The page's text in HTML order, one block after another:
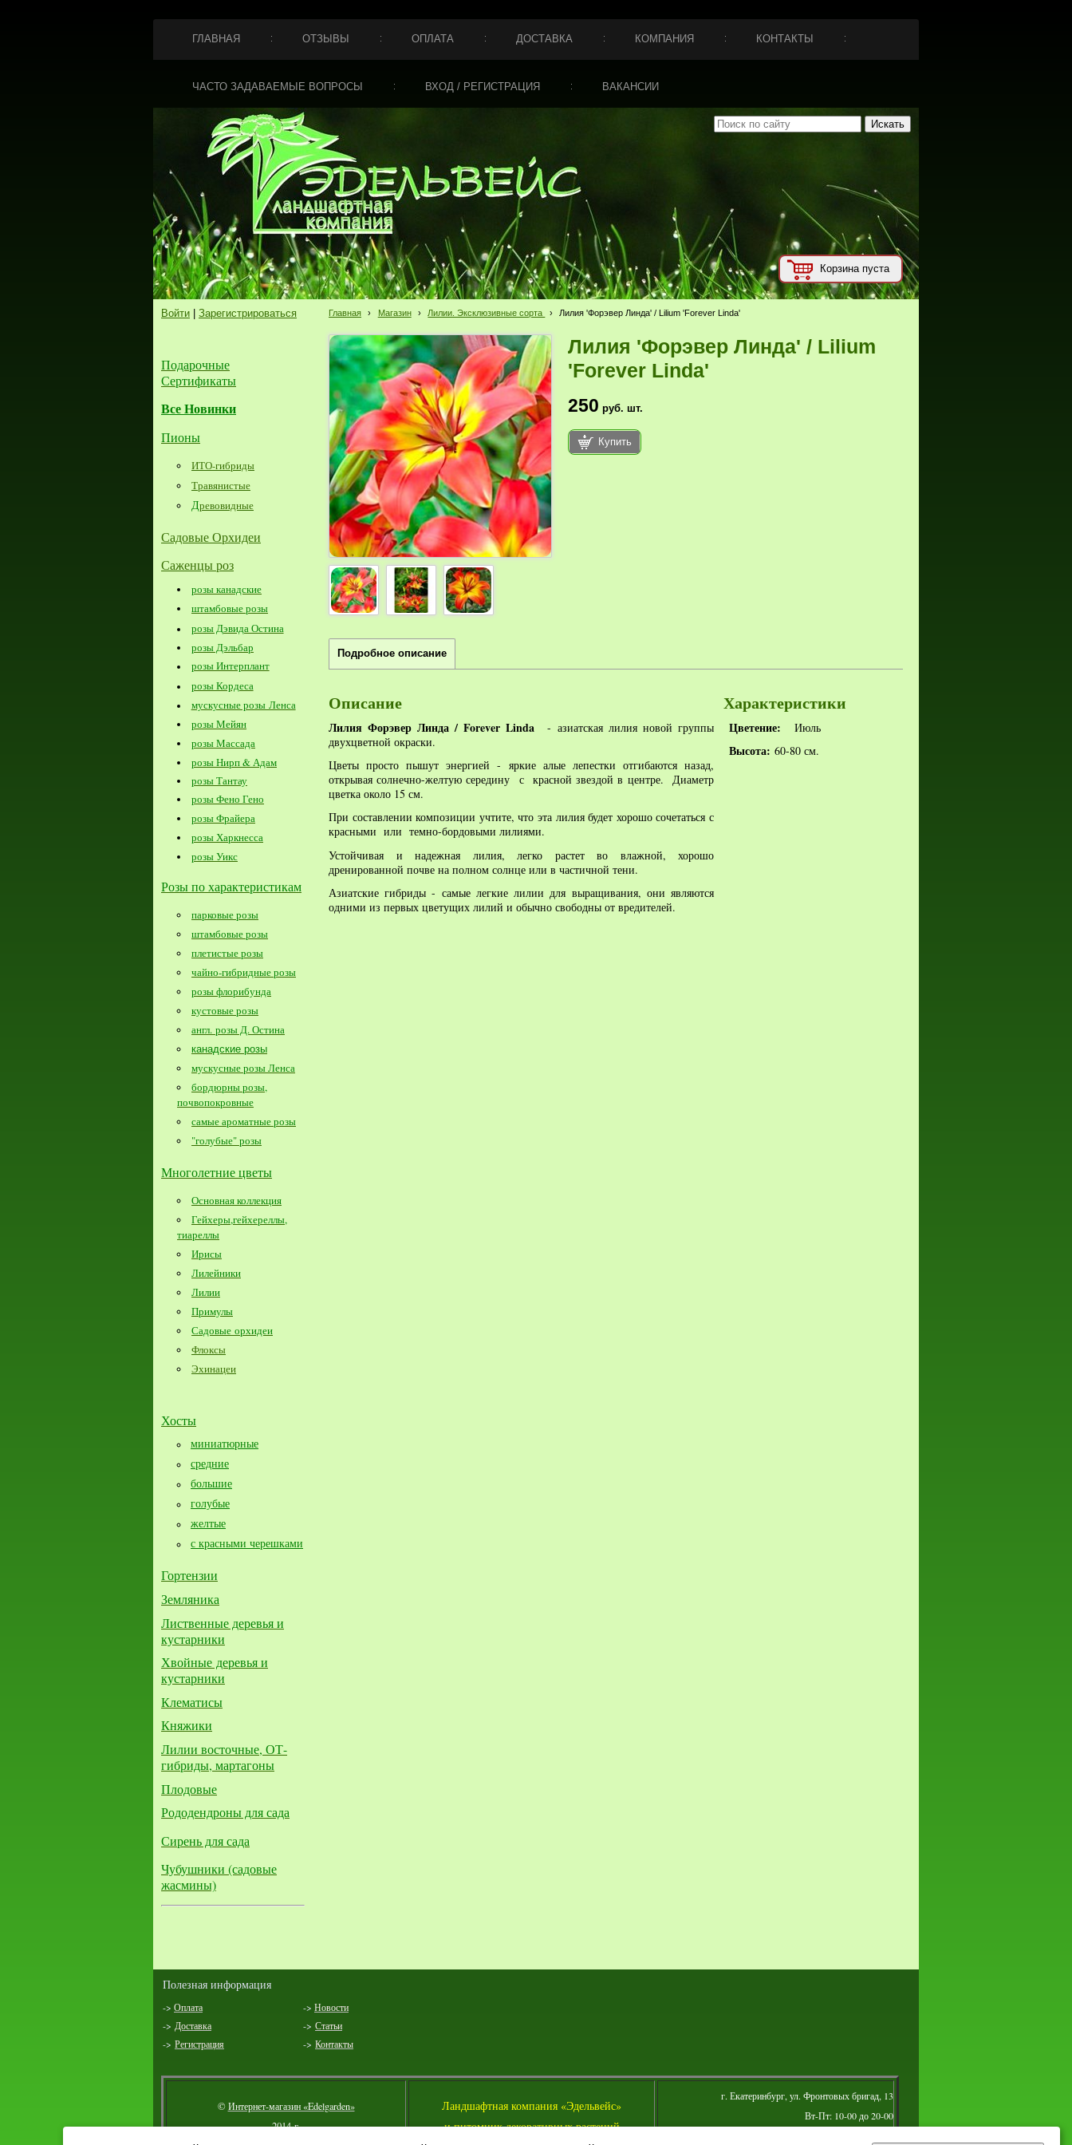
ГЛАВНАЯ ОТЗЫВЫ ОПЛАТА ДОСТАВКА КОМПАНИЯ КОНТАКТЫ
ЧАСТО ЗАДАВАЕМЫЕ ВОПРОСЫ ВХОД / РЕГИСТРАЦИЯ ВАКАНСИИ
Корзина пуста
Войти Зарегистрироваться
Подарочные
Сертификаты
Все Новинки
Пионы
ИТО-гибриды
Травянистые
Древовидные
Садовые Орхидеи
Саженцы роз
розы канадские
штамбовые розы
розы Дэвида Остина
розы Дэльбар
розы Интерплант
розы Кордеса
мускусные розы Ленса
розы Мейян
розы Массада
розы Нирп & Адам
розы Тантау
розы Фено Гено
розы Фрайера
розы Харкнесса
розы Уикс
Розы по характеристикам
парковые розы
штамбовые розы
плетистые розы
чайно-гибридные розы
розы флорибунда
кустовые розы
англ. розы Д. Остина
канадские розы
мускусные розы Ленса
бордюрны розы,
почвопокровные
самые ароматные розы
"голубые" розы
Многолетние цветы
Основная коллекция
Гейхеры,гейхереллы,
тиареллы
Ирисы
Лилейники
Лилии
Примулы
Садовые орхидеи
Флоксы
Эхинацеи
Хосты
миниатюрные
средние
большие​
голубые
желтые
с красными черешками
Гортензии
Земляника
Лиственные деревья и
кустарники
Хвойные деревья и
кустарники
Клематисы
Княжики
Лилии восточные, ОТ-
гибриды, мартагоны
Плодовые
Рододендроны для сада
Сирень для сада
Чубушники (садовые
жасмины)
Главная › Магазин › Лилии. Эксклюзивные сорта › Лилия 'Форэвер Линда' / Lilium 'Forever Linda'
Лилия 'Форэвер Линда' / Lilium
'Forever Linda'
250 руб. шт.
Купить
Подробное описание
Описание Характеристики
ЛилияФорэвер Линда / Forever Linda - азиатская лилия новой группы
двухцветной окраски.
Цветы просто пышут энергией - яркие алые лепестки отгибаются назад,
открывая солнечно-желтую середину с красной звездой в центре. Диаметр
цветка около 15 см.
При составлении композиции учтите, что эта лилия будет хорошо сочетаться с
красными или темно-бордовыми лилиями.
Устойчивая и надежная лилия, легко растет во влажной, хорошо
дренированной почве на полном солнце или в частичной тени.
Азиатские гибриды - самые легкие лилии для выращивания, они являются
одними из первых цветущих лилий и обычно свободны от вредителей.
Цветение: Июль
Высота: 60-80 см.
Полезная информация
-> Оплата -> Новости
-> Доставка -> Статьи
-> Регистрация -> Контакты
©Интернет-магазин «Edelgarden»
2014 г.
Ландшафтная компания «Эдельвейс»
и питомник декоративных растений
г. Екатеринбург, ул. Фронтовых бригад, 13
Вт-Пт: 10-00 до 20-00